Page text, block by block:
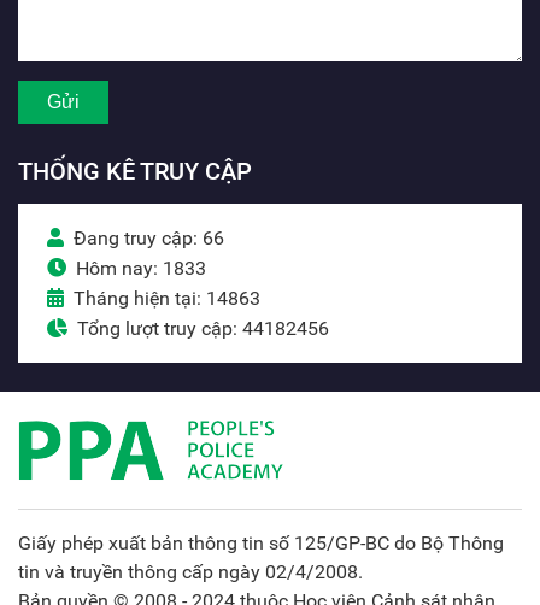
THỐNG KÊ TRUY CẬP
Đang truy cập: 66
Hôm nay: 1833
Tháng hiện tại: 14863
Tổng lượt truy cập: 44182456
Giấy phép xuất bản thông tin số 125/GP-BC do Bộ Thông
tin và truyền thông cấp ngày 02/4/2008.